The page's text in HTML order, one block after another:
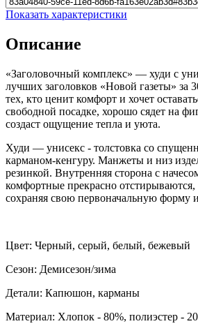
Показать характеристики
Описание
«Заголовочный комплекс» — худи с
лучших заголовков «Новой газеты» за
тех, кто ценит комфорт и хочет
свободной посадке, хорошо сядет на
создаст ощущение тепла и уюта.
Худи — унисекс - толстовка со
карманом-кенгуру. Манжеты и низ
резинкой. Внутренняя сторона с
комфортные прекрасно отстирываются,
сохраняя свою первоначальную форму
Цвет: Черный, серый, белый, бежевый
Сезон: Демисезон/зима
Детали: Капюшон, карманы
Материал: Хлопок - 80%, полиэстер -